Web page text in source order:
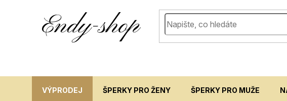
VÝPRODEJ ŠPERKY PRO ŽENY ŠPERKY PRO MUŽE